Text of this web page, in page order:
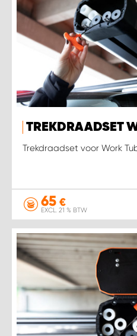
TREKDRAADSET
Trekdraadset voor Work
65 €
EXCL. 21 % BTW